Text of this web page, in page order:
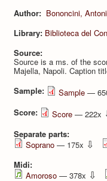
Author: Bononcini,
Library: Biblioteca del
Source:
Source is a ms. of the
Majella, Napoli. Caption
Sample:
Sample —
Score: Score — 222x
Separate parts:
Soprano — 175x ⇩
Midi:
Amoroso — 378x ⇩